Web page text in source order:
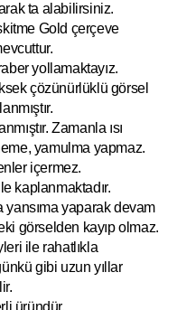
ta alabilirsiniz.
Gold çerçeve
yollamaktayız.
çözünürlüklü görsel
Zamanla ısı
yamulma yapmaz.
içermez.
kaplanmaktadır.
yansıma yaparak devam
görselden kayıp olmaz.
ile rahatlıkla
ünkü gibi uzun yıllar
üründür.